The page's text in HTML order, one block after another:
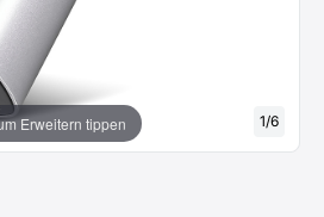
Erweitern tippen 1/6